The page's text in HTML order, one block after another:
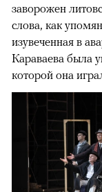
заворожен
слова, как
изувеченная в
Караваева была
которой она